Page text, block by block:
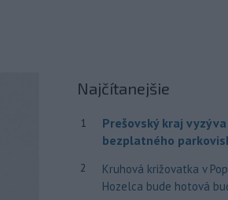
Najčítanejšie
1
Prešovský kraj
bezplatného
2
Kruhová križovatka v
Hozelca bude hotová